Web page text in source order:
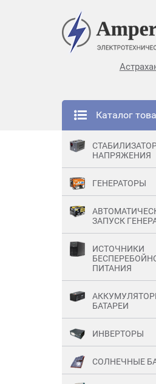
Каталог
НАПРЯЖЕНИЯ
ГЕНЕРАТОРЫ
ЗАПУСК
ИСТОЧНИКИ
ПИТАНИЯ
БАТАРЕИ
ИНВЕРТОРЫ
СОЛНЕЧНЫЕ